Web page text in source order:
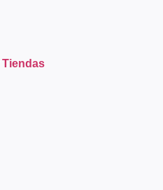
Tiendas